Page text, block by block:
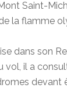
Saint-
la flamme
dans son
vol, il a
devant